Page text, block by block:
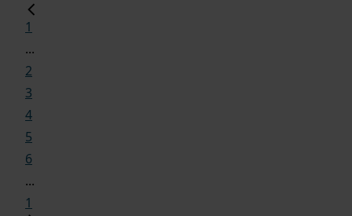
1
...
2
3
4
5
6
...
1